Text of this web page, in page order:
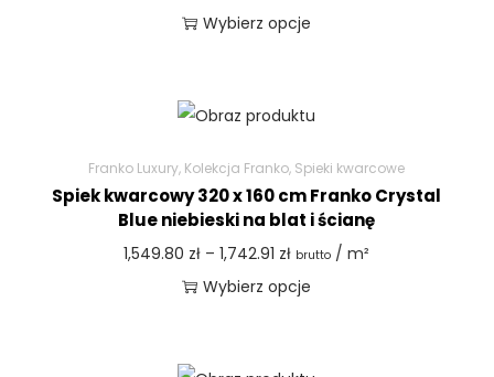
Wybierz opcje
Franko Luxury, Kolekcja Franko, Spieki kwarcowe
Spiek kwarcowy 320 x 160 cm Franko Crystal
Blue niebieski na blat i ścianę
1,549.80 zł – 1,742.91 zł brutto / m²
Wybierz opcje